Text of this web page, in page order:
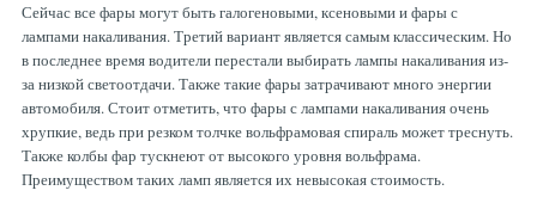
Сейчас все фары могут быть галогеновыми, ксеновыми и фары с
лампами накаливания. Третий вариант является самым классическим. Но
в последнее время водители перестали выбирать лампы накаливания из-
за низкой светоотдачи. Также такие фары затрачивают много энергии
автомобиля. Стоит отметить, что фары с лампами накаливания очень
хрупкие, ведь при резком толчке вольфрамовая спираль может треснуть.
Также колбы фар тускнеют от высокого уровня вольфрама.
Преимуществом таких ламп является их невысокая стоимость.